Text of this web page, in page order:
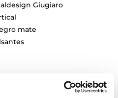
Giugiaro
mate